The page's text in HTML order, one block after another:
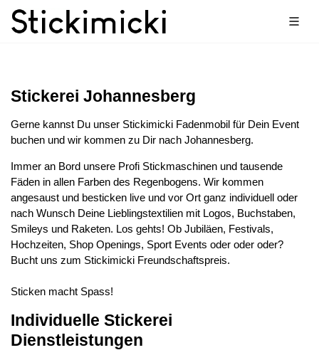
Stickerei Johannesberg
Gerne kannst Du unser Stickimicki Fadenmobil für Dein Event
buchen und wir kommen zu Dir nach Johannesberg.
Immer an Bord unsere Profi Stickmaschinen und tausende
Fäden in allen Farben des Regenbogens. Wir kommen
angesaust und besticken live und vor Ort ganz individuell oder
nach Wunsch Deine Lieblingstextilien mit Logos, Buchstaben,
Smileys und Raketen. Los gehts! Ob Jubiläen, Festivals,
Hochzeiten, Shop Openings, Sport Events oder oder oder?
Bucht uns zum Stickimicki Freundschaftspreis.
Sticken macht Spass!
Individuelle Stickerei
Dienstleistungen